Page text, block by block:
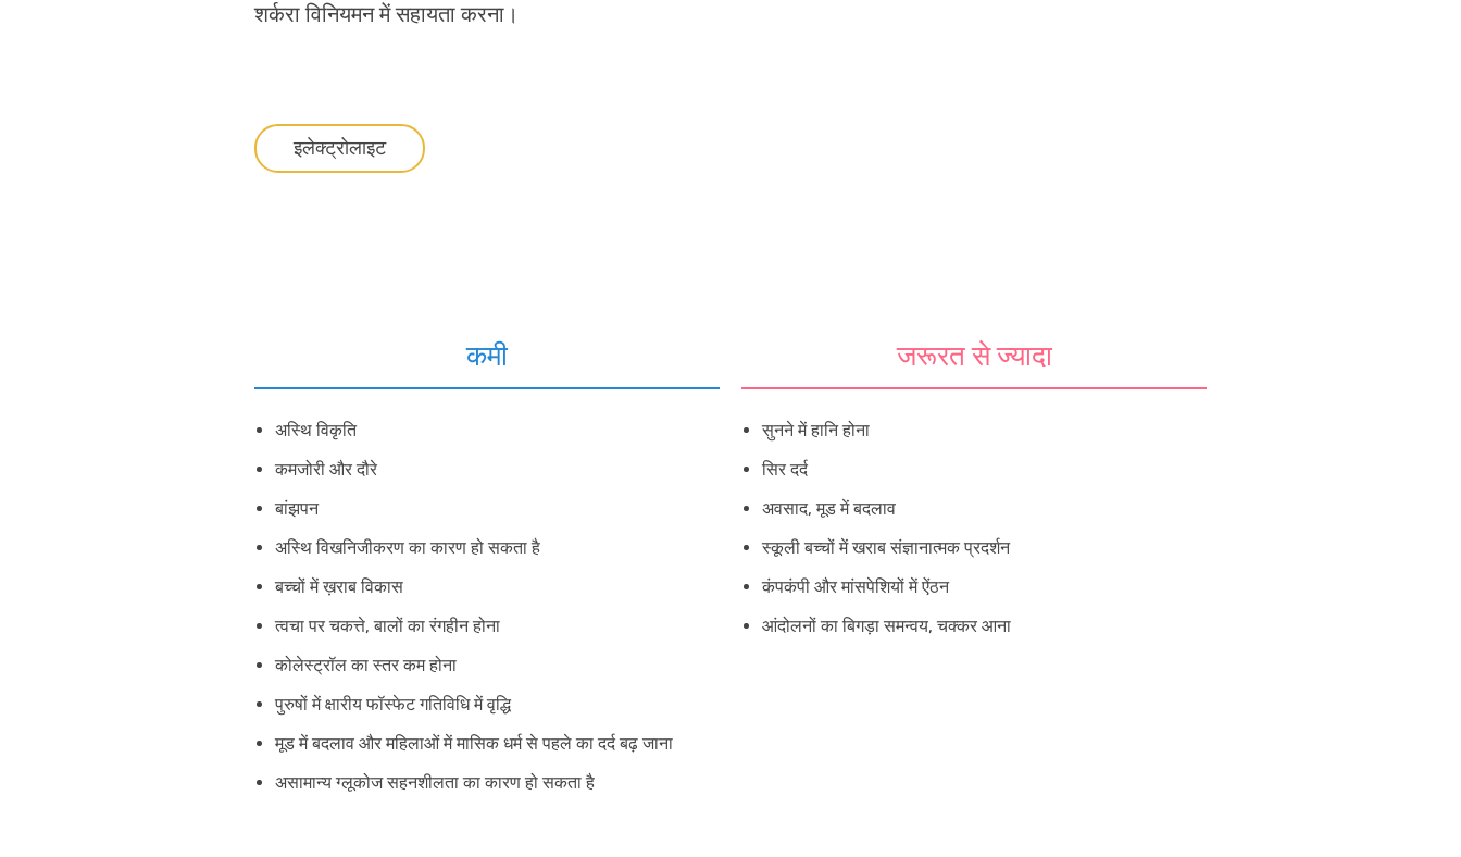
शर्करा विनियमन में सहायता करना।
इलेक्ट्रोलाइट
कमी
अस्थि विकृति
कमजोरी और दौरे
बांझपन
अस्थि विखनिजीकरण का कारण हो सकता है
बच्चों में ख़राब विकास
त्वचा पर चकत्ते, बालों का रंगहीन होना
कोलेस्ट्रॉल का स्तर कम होना
पुरुषों में क्षारीय फॉस्फेट गतिविधि में वृद्धि
मूड में बदलाव और महिलाओं में मासिक धर्म से पहले का दर्द बढ़ जाना
असामान्य ग्लूकोज सहनशीलता का कारण हो सकता है
जरूरत से ज्यादा
सुनने में हानि होना
सिर दर्द
अवसाद, मूड में बदलाव
स्कूली बच्चों में खराब संज्ञानात्मक प्रदर्शन
कंपकंपी और मांसपेशियों में ऐंठन
आंदोलनों का बिगड़ा समन्वय, चक्कर आना